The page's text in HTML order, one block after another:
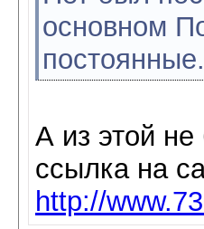
основном
постоянные.
А из этой
ссылка на
http://